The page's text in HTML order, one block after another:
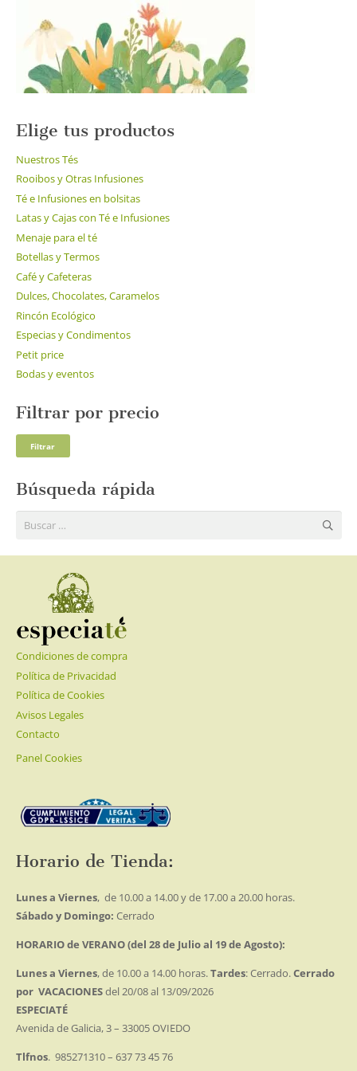
página
de
producto
Elige tus productos
Nuestros Tés
Rooibos y Otras Infusiones
Té e Infusiones en bolsitas
Latas y Cajas con Té e Infusiones
Menaje para el té
Botellas y Termos
Café y Cafeteras
Dulces, Chocolates, Caramelos
Rincón Ecológico
Especias y Condimentos
Petit price
Bodas y eventos
Filtrar por precio
Filtrar
Búsqueda rápida
Buscar:
Condiciones de compra
Política de Privacidad
Política de Cookies
Avisos Legales
Contacto
Panel Cookies
Horario de Tienda:
Lunes a Viernes, de 10.00 a 14.00 y de 17.00 a 20.00 horas.
Sábado y Domingo: Cerrado
HORARIO de VERANO (del 28 de Julio al 19 de Agosto):
Lunes a Viernes, de 10.00 a 14.00 horas.Tardes: Cerrado.Cerrado
por VACACIONESdel 20/08 al 13/09/2026
ESPECIATÉ
Avenida de Galicia, 3 – 33005 OVIEDO
Tlfnos. 985271310 – 637 73 45 76